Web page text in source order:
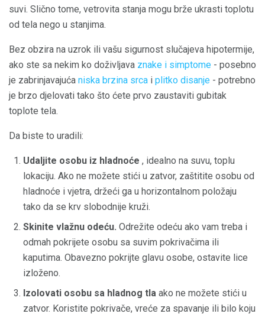
suvi. Slično tome, vetrovita stanja mogu brže ukrasti toplotu
od tela nego u stanjima.
Bez obzira na uzrok ili vašu sigurnost slučajeva hipotermije,
ako ste sa nekim ko doživljava znake i simptome - posebno
je zabrinjavajuća niska brzina srca i plitko disanje - potrebno
je brzo djelovati tako što ćete prvo zaustaviti gubitak
toplote tela.
Da biste to uradili:
Udaljite osobu iz hladnoće , idealno na suvu, toplu
lokaciju. Ako ne možete stići u zatvor, zaštitite osobu od
hladnoće i vjetra, držeći ga u horizontalnom položaju
tako da se krv slobodnije kruži.
Skinite vlažnu odeću. Odrežite odeću ako vam treba i
odmah pokrijete osobu sa suvim pokrivačima ili
kaputima. Obavezno pokrijte glavu osobe, ostavite lice
izloženo.
Izolovati osobu sa hladnog tla ako ne možete stići u
zatvor. Koristite pokrivače, vreće za spavanje ili bilo koju